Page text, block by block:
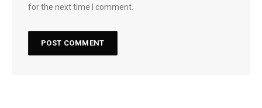
for the next time I comment.